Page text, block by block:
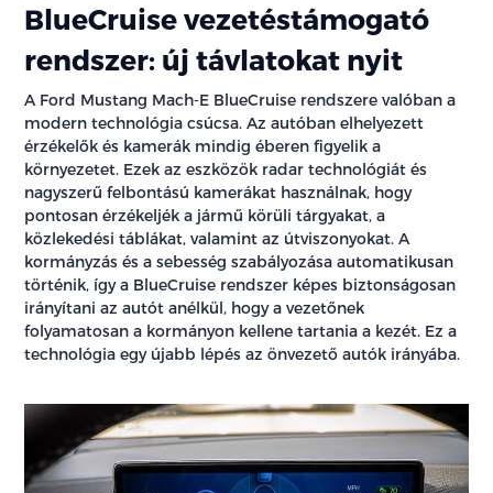
BlueCruise vezetéstámogató
rendszer: új távlatokat nyit
A Ford Mustang Mach-E BlueCruise rendszere valóban a
modern technológia csúcsa. Az autóban elhelyezett
érzékelők és kamerák mindig éberen figyelik a
környezetet. Ezek az eszközök radar technológiát és
nagyszerű felbontású kamerákat használnak, hogy
pontosan érzékeljék a jármű körüli tárgyakat, a
közlekedési táblákat, valamint az útviszonyokat. A
kormányzás és a sebesség szabályozása automatikusan
történik, így a BlueCruise rendszer képes biztonságosan
irányítani az autót anélkül, hogy a vezetőnek
folyamatosan a kormányon kellene tartania a kezét. Ez a
technológia egy újabb lépés az önvezető autók irányába.